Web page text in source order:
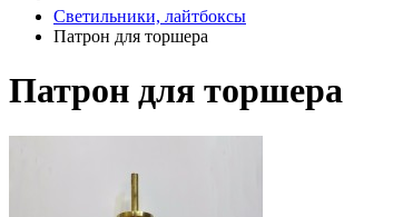
Светильники, лайтбоксы
Патрон для торшера
Патрон для торшера